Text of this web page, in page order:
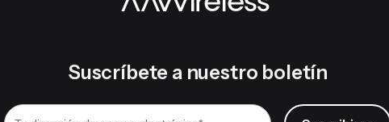
Suscríbete a nuestro boletín